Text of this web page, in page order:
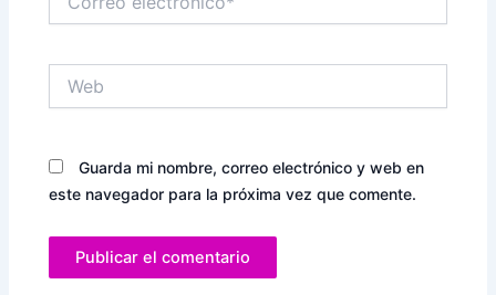
electrónico*
Guarda mi nombre, correo electrónico y web en
este navegador para la próxima vez que comente.